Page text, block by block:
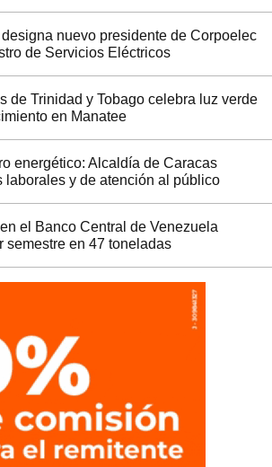
nuevo presidente de Corpoelec
de Servicios Eléctricos
de Trinidad y Tobago celebra luz verde
en Manatee
energético: Alcaldía de Caracas
laborales y de atención al público
el Banco Central de Venezuela
semestre en 47 toneladas